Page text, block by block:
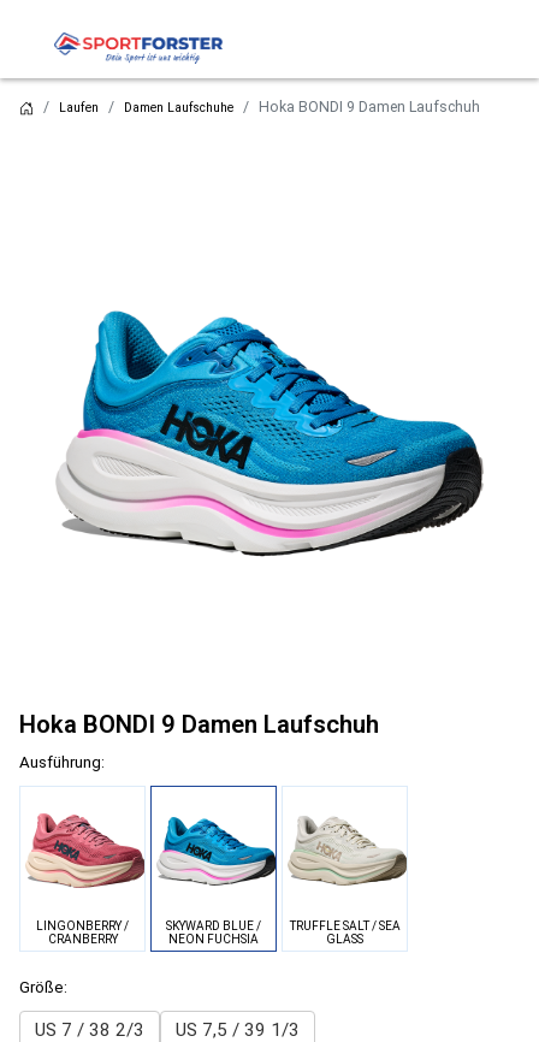
Laufen Damen Laufschuhe Hoka BONDI 9 Damen Laufschuh
Hoka BONDI 9 Damen Laufschuh
Ausführung:
LINGONBERRY /
CRANBERRY
SKYWARD BLUE /
NEON FUCHSIA
TRUFFLE SALT / SEA
GLASS
Größe:
US 7 / 38 2/3 US 7,5 / 39 1/3